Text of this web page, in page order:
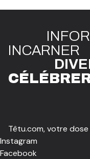
INFOR
INCARNER
DIVE
CÉLÉBRE
Têtu.com, votre dose
Instagram
Facebook